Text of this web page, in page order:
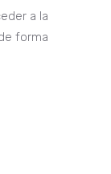
a la
forma